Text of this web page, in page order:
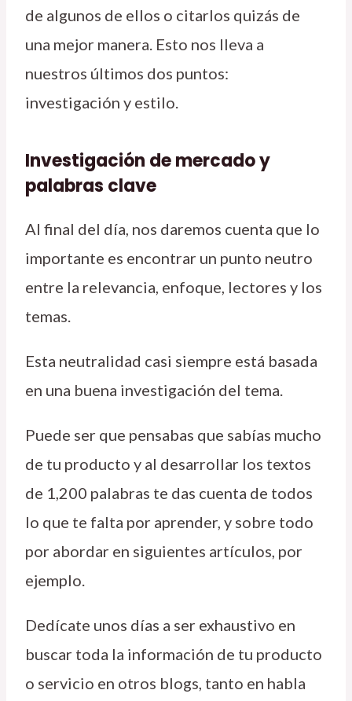
de algunos de ellos o citarlos quizás de
una mejor manera. Esto nos lleva a
nuestros últimos dos puntos:
investigación y estilo.
Investigación de mercado y
palabras clave
Al final del día, nos daremos cuenta que lo
importante es encontrar un punto neutro
entre la relevancia, enfoque, lectores y los
temas.
Esta neutralidad casi siempre está basada
en una buena investigación del tema.
Puede ser que pensabas que sabías mucho
de tu producto y al desarrollar los textos
de 1,200 palabras te das cuenta de todos
lo que te falta por aprender, y sobre todo
por abordar en siguientes artículos, por
ejemplo.
Dedícate unos días a ser exhaustivo en
buscar toda la información de tu producto
o servicio en otros blogs, tanto en habla